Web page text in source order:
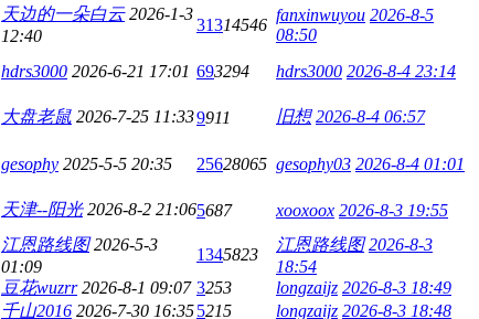
天边的一朵白云 2026-1-3
12:40
31314546
fanxinwuyou 2026-8-5
08:50
hdrs3000 2026-6-21 17:01 693294 hdrs3000 2026-8-4 23:14
大盘老鼠 2026-7-25 11:339911 旧想 2026-8-4 06:57
gesophy 2025-5-5 20:35 25628065 gesophy03 2026-8-4 01:01
天津--阳光 2026-8-2 21:065687 xooxoox 2026-8-3 19:55
江恩路线图 2026-5-3
01:09
1345823
江恩路线图 2026-8-3
18:54
豆花wuzrr 2026-8-1 09:07 3253 longzaijz 2026-8-3 18:49
千山2016 2026-7-30 16:355215 longzaijz 2026-8-3 18:48